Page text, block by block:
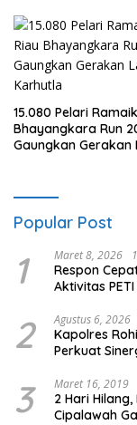
15.080 Pelari
Bhayangkara Run
Gaungkan Gerakan
Popular Post
1 Maret 8, 2026
Respon
Aktivitas
2 Agustus 6, 2026
Kapolres
Perkuat
3 Maret 16, 2019
2 Hari
Cipalawah